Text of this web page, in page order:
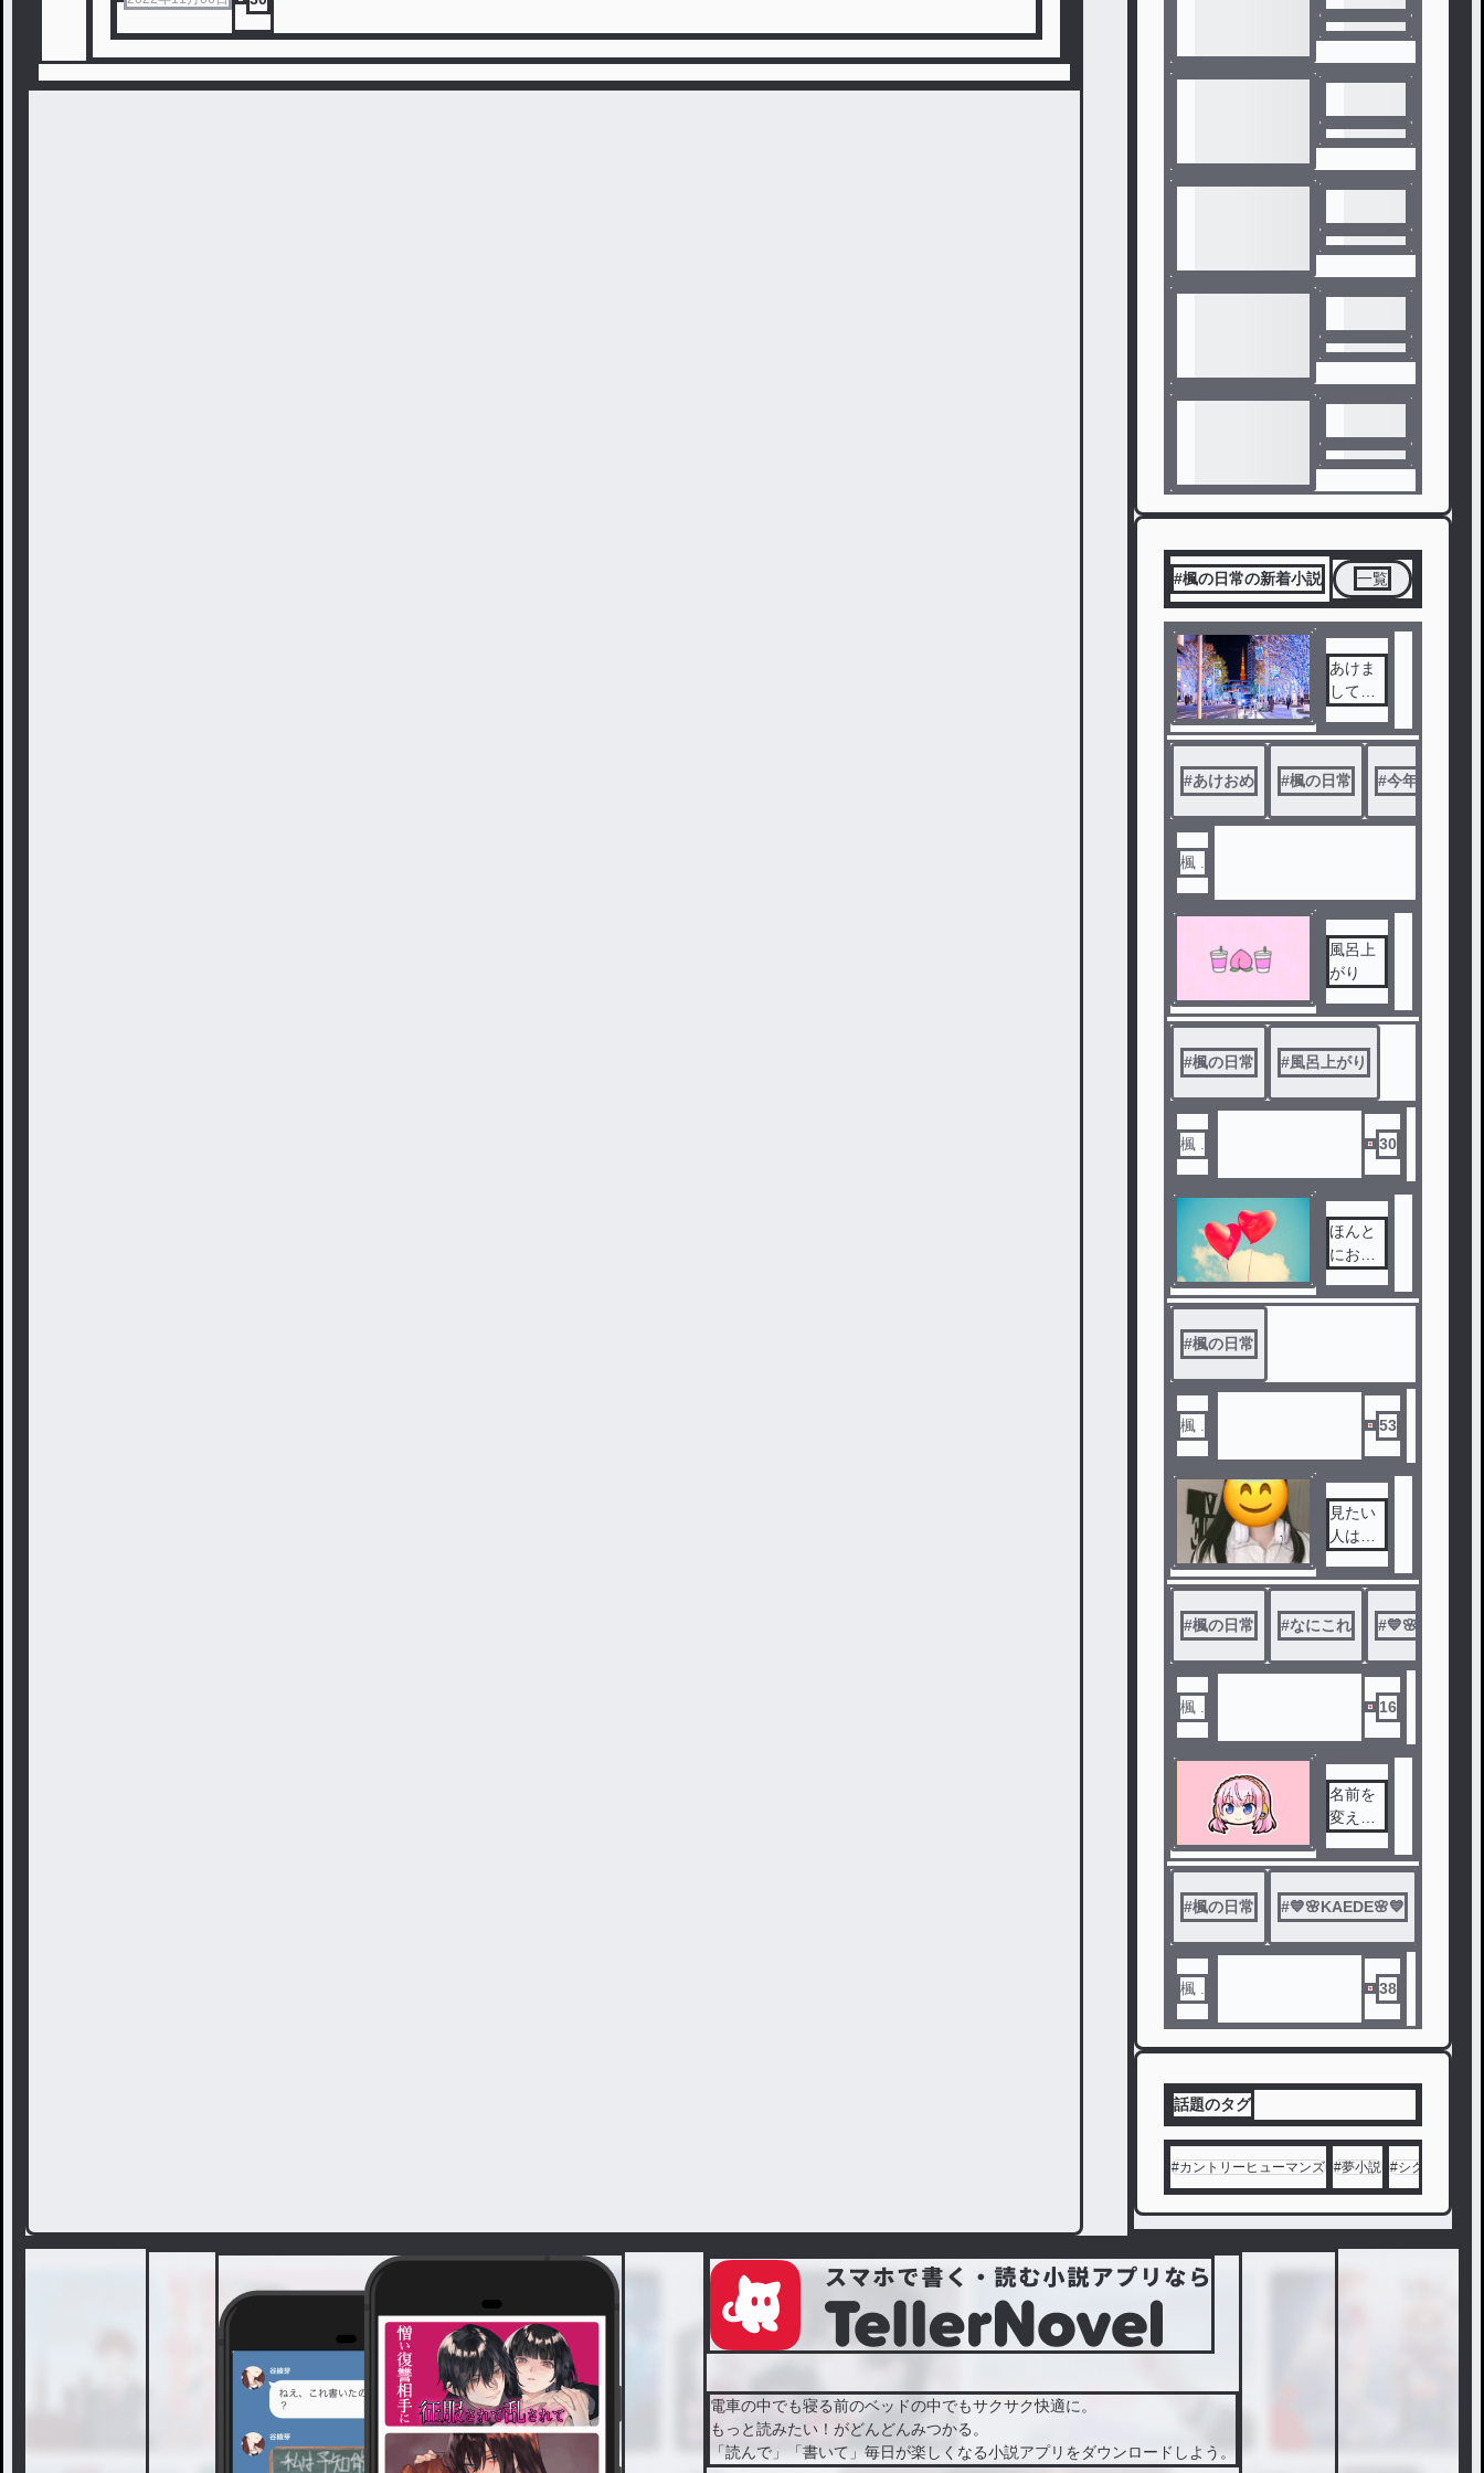
#楓の日常の新着小説 一覧
あけま
してお
うござ
。
#あけおめ #楓の日常 #今年もよろ
楓 .
風呂上
がり
#楓の日常 #風呂上がり
楓 . 30
ほんと
におか
#楓の日常
楓 . 53
見たい
人は見
#楓の日常 #なにこれ #
楓 . 16
名前を
変えた
#楓の日常 #💙🌸KAEDE🌸💙
楓 . 38
話題のタグ
#カントリーヒューマンズ #夢小説 #シクフォニ
電車の中でも寝る前のベッドの中でもサクサク快適に。
もっと読みたい！がどんどんみつかる。
「読んで」「書いて」毎日が楽しくなる小説アプリをダウンロードしよう。